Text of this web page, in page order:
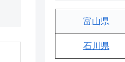
富山県
石川県